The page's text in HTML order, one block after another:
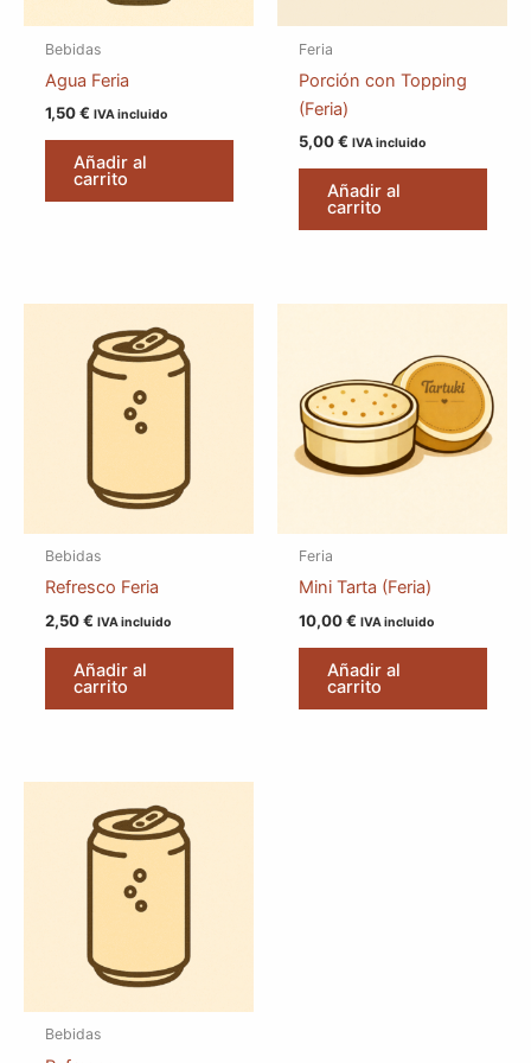
Bebidas
Agua Feria
1,50€ IVA incluido
Añadir al
carrito
Feria
Porción con Topping
(Feria)
5,00€ IVA incluido
Añadir al
carrito
Bebidas
Refresco Feria
2,50€ IVA incluido
Añadir al
carrito
Feria
Mini Tarta (Feria)
10,00€ IVA incluido
Añadir al
carrito
Bebidas